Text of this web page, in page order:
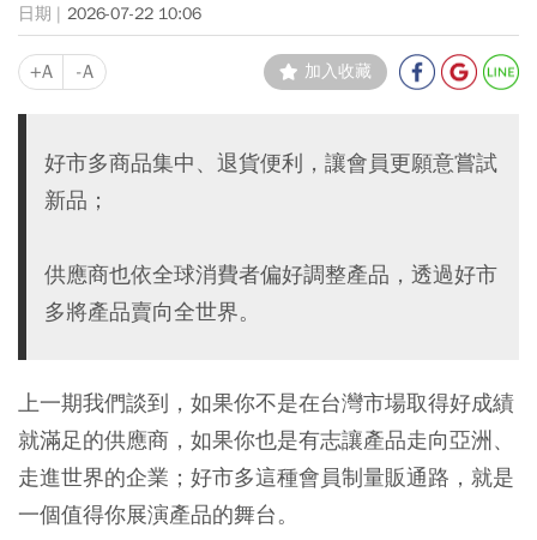
2026-07-22 10:06
+A -A 加入收藏
好市多商品集中、退貨便利，讓會員更願意嘗試
新品；
供應商也依全球消費者偏好調整產品，透過好市
多將產品賣向全世界。
上一期我們談到，如果你不是在台灣市場取得好成績
就滿足的供應商，如果你也是有志讓產品走向亞洲、
走進世界的企業；好市多這種會員制量販通路，就是
一個值得你展演產品的舞台。